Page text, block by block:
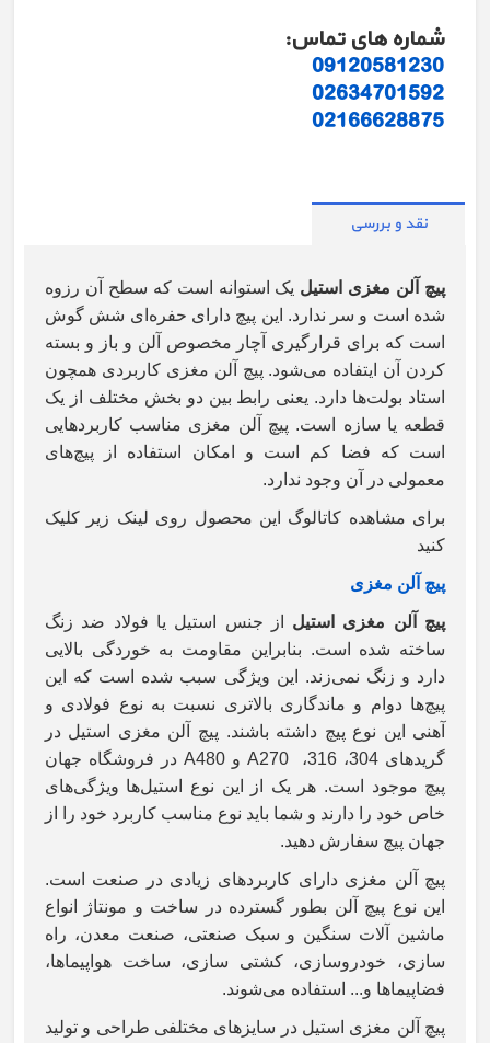
شماره های تماس:
09120581230
02634701592
02166628875
نقد و بررسی
پیچ آلن مغزی استیل یک استوانه است که سطح آن رزوه
شده است و سر ندارد. این پیچ دارای حفره‌ای شش گوش
است که برای قرارگیری آچار مخصوص آلن و باز و بسته
کردن آن ایتفاده می‌شود. پیچ آلن مغزی کاربردی همچون
استاد بولت‌ها دارد. یعنی رابط بین دو بخش مختلف از یک
قطعه یا سازه است. پیچ آلن مغزی مناسب کاربردهایی
است که فضا کم است و امکان استفاده از پیچ‌های
معمولی در آن وجود ندارد.
برای مشاهده کاتالوگ این محصول روی لینک زیر کلیک
کنید
پیچ آلن مغزی
پیچ آلن مغزی استیل از جنس استیل یا فولاد ضد زنگ
ساخته شده است. بنابراین مقاومت به خوردگی بالایی
دارد و زنگ نمی‌زند. این ویژگی سبب شده است که این
پیچ‌ها دوام و ماندگاری بالاتری نسبت به نوع فولادی و
آهنی این نوع پیچ داشته باشند. پیچ آلن مغزی استیل در
گریدهای 304، 316،
وA480 در فروشگاه جهان
پیچ موجود است. هر یک از این نوع استیل‌ها ویژگی‌های
خاص خود را دارند و شما باید نوع مناسب کاربرد خود را از
جهان پیچ سفارش دهید.
پیچ آلن مغزی دارای کاربردهای زیادی در صنعت است.
این نوع پیچ آلن بطور گسترده در ساخت و مونتاژ انواع
ماشین آلات سنگین و سبک صنعتی، صنعت معدن، راه
سازی، خودروسازی، کشتی سازی، ساخت هواپیماها،
فضاپیماها و... استفاده می‌شوند.
پیچ آلن مغزی استیل در سایزهای مختلفی طراحی و تولید